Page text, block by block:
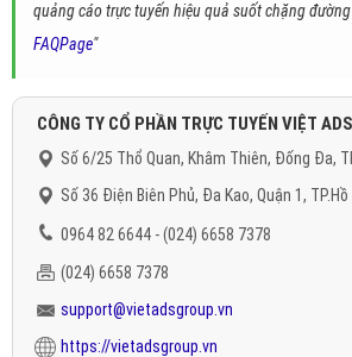
quảng cáo trực tuyến hiệu quả suốt chặng
FAQPage"
CÔNG TY CỔ PHẦN TRỰC TUYẾN VIỆT ADS
Số 6/25 Thổ Quan, Khâm Thiên, Đống Đa,
Số 36 Điện Biên Phủ, Đa Kao, Quận 1, TP.Hồ
0964 82 6644 - (024) 6658 7378
(024) 6658 7378
support@vietadsgroup.vn
https://vietadsgroup.vn